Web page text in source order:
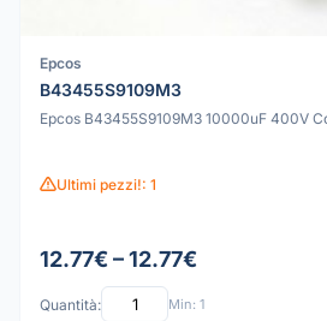
Epcos
B43455S9109M3
Epcos B43455S9109M3 10000uF 400V
Ultimi pezzi!: 1
12.77€ – 12.77€
Quantità: Min: 1